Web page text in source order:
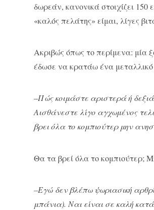
δωρεάν, κανονικά στοιχίζει
«καλός πελάτης» είμαι, λίγες
Ακριβώς όπως το περίμενα: μία
έδωσε να κρατάω ένα μεταλλικό
–Πώς κοιμάστε αριστερά ή
Αισθάνεστε λίγο αγχωμένος
βρει όλα το κομπιούτερ μην
Θα τα βρεί όλα το κομπιούτερ;
–Εγώ δεν βλέπω ψωριασική
μπάνια). Ναι είναι σε καλή